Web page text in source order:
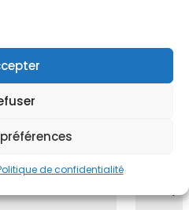
de confidentialité
d'évaluer